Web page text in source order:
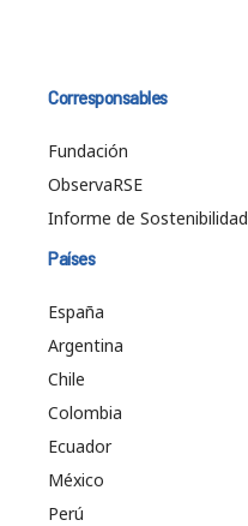
Corresponsables
Fundación
ObservaRSE
Informe de Sostenibilidad
Países
España
Argentina
Chile
Colombia
Ecuador
México
Perú